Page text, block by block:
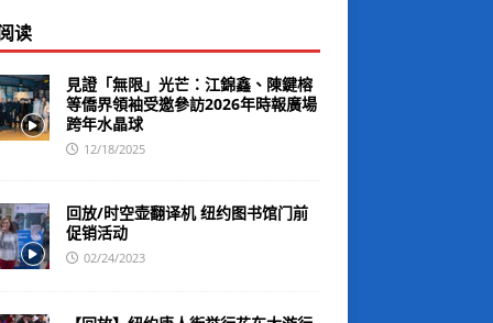
读
見證「無限」光芒：江錦鑫、陳鍵榕
等僑界領袖受邀參訪2026年時報廣場
跨年水晶球
12/18/2025
回放/时空壶翻译机 纽约图书馆门前
促销活动
02/24/2023